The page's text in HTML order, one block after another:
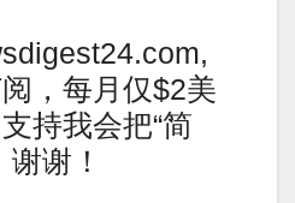
，每月仅$2美
持我会把“简
谢！